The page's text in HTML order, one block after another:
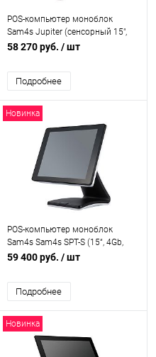
POS-компьютер моноблок
Sam4s Jupiter (сенсорный 15",
J1900, 4Gb, SSD, MSR, PCT),
58 270 руб. / шт
Подробнее
Новинка
POS-компьютер моноблок
Sam4s Sam4s SPT-S (15“, 4Gb,
SSD, MSR, N3160), SPT-
59 400 руб. / шт
Подробнее
Новинка